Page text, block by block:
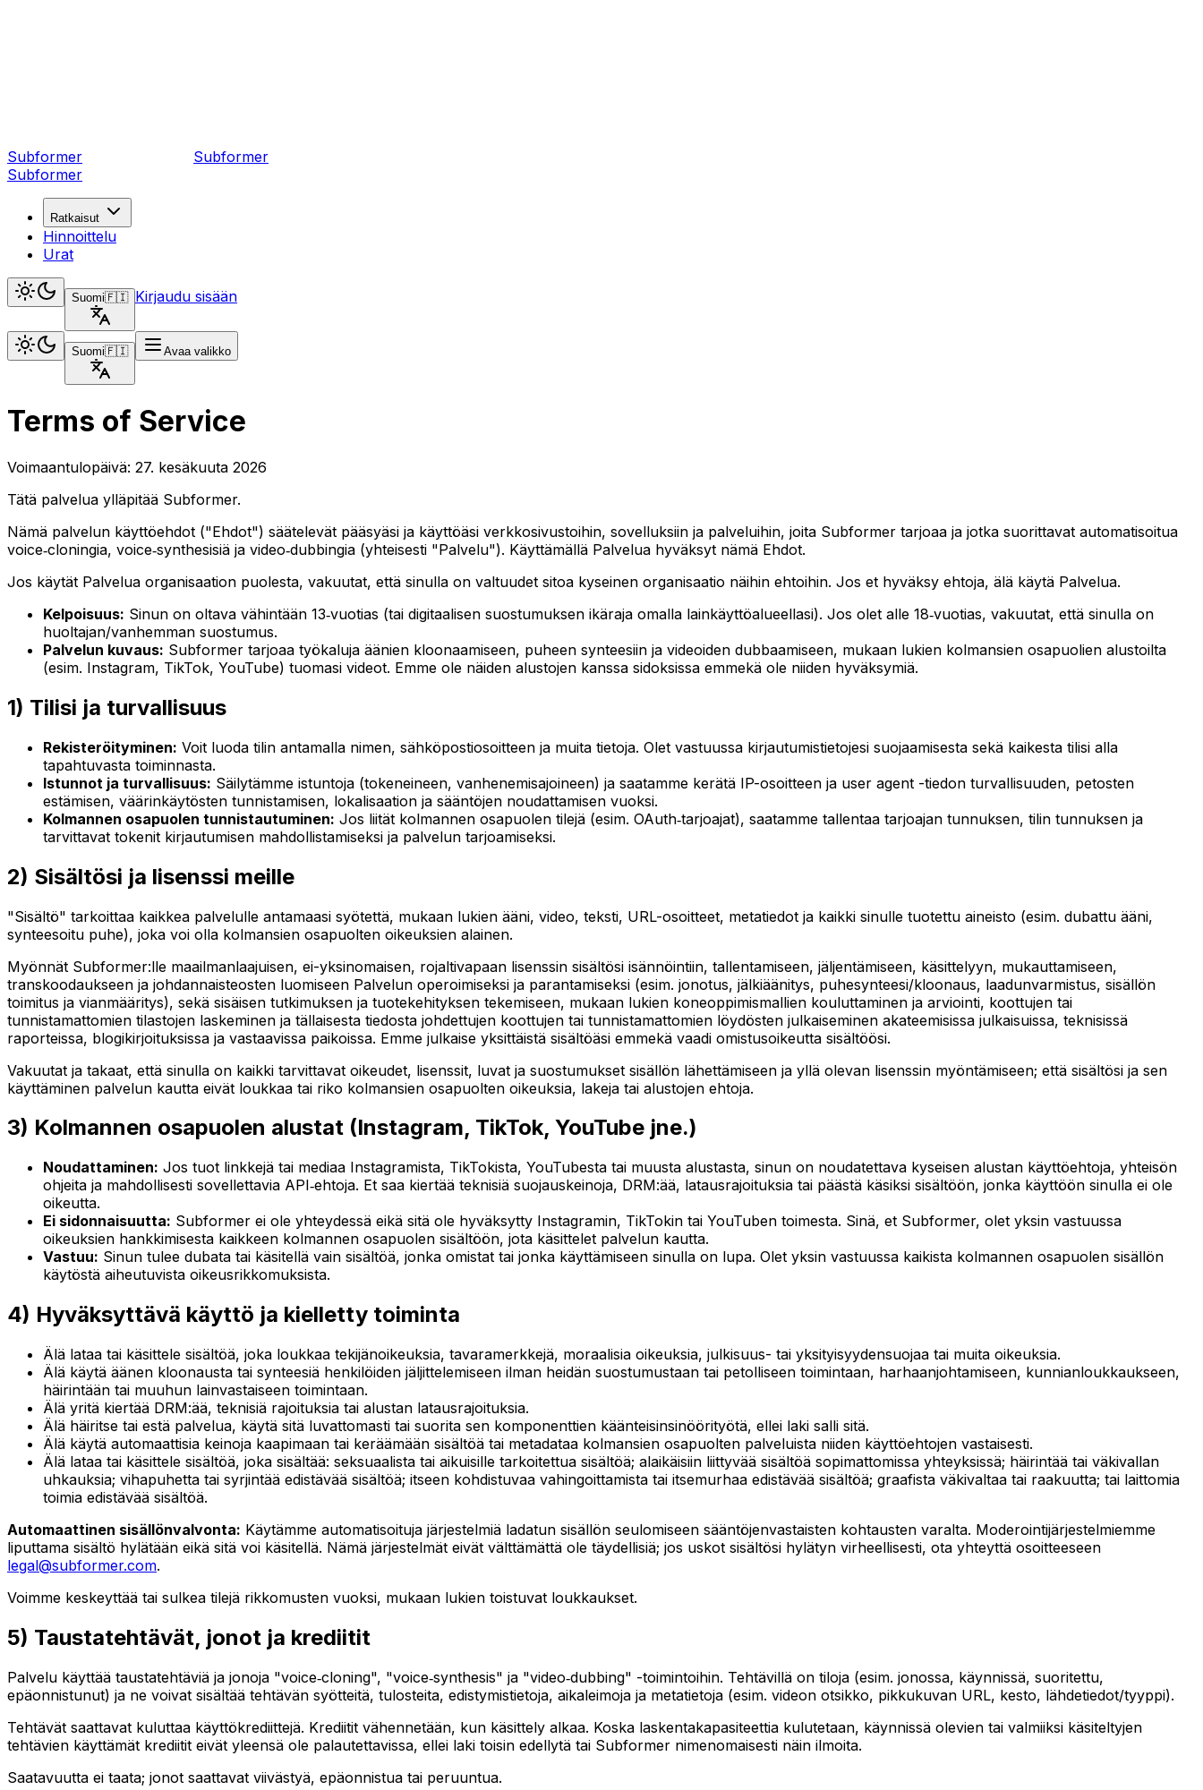
Subformer Subformer
Subformer
Ratkaisut
Hinnoittelu
Urat
Suomi🇫🇮 Kirjaudu sisään
Suomi🇫🇮 Avaa valikko
Terms of Service
Voimaantulopäivä: 27. kesäkuuta 2026
Tätä palvelua ylläpitää Subformer.
Nämä palvelun käyttöehdot ("Ehdot") säätelevät pääsyäsi ja käyttöäsi verkkosivustoihin, sovelluksiin ja palveluihin, joita Subformer tarjoaa ja jotka suorittavat automatisoitua
voice‑cloningia, voice‑synthesisiä ja video‑dubbingia (yhteisesti "Palvelu"). Käyttämällä Palvelua hyväksyt nämä Ehdot.
Jos käytät Palvelua organisaation puolesta, vakuutat, että sinulla on valtuudet sitoa kyseinen organisaatio näihin ehtoihin. Jos et hyväksy ehtoja, älä käytä Palvelua.
Kelpoisuus: Sinun on oltava vähintään 13‑vuotias (tai digitaalisen suostumuksen ikäraja omalla lainkäyttöalueellasi). Jos olet alle 18‑vuotias, vakuutat, että sinulla on
huoltajan/vanhemman suostumus.
Palvelun kuvaus: Subformer tarjoaa työkaluja äänien kloonaamiseen, puheen synteesiin ja videoiden dubbaamiseen, mukaan lukien kolmansien osapuolien alustoilta
(esim. Instagram, TikTok, YouTube) tuomasi videot. Emme ole näiden alustojen kanssa sidoksissa emmekä ole niiden hyväksymiä.
1) Tilisi ja turvallisuus
Rekisteröityminen: Voit luoda tilin antamalla nimen, sähköpostiosoitteen ja muita tietoja. Olet vastuussa kirjautumistietojesi suojaamisesta sekä kaikesta tilisi alla
tapahtuvasta toiminnasta.
Istunnot ja turvallisuus: Säilytämme istuntoja (tokeneineen, vanhenemisajoineen) ja saatamme kerätä IP-osoitteen ja user agent -tiedon turvallisuuden, petosten
estämisen, väärinkäytösten tunnistamisen, lokalisaation ja sääntöjen noudattamisen vuoksi.
Kolmannen osapuolen tunnistautuminen: Jos liität kolmannen osapuolen tilejä (esim. OAuth‑tarjoajat), saatamme tallentaa tarjoajan tunnuksen, tilin tunnuksen ja
tarvittavat tokenit kirjautumisen mahdollistamiseksi ja palvelun tarjoamiseksi.
2) Sisältösi ja lisenssi meille
"Sisältö" tarkoittaa kaikkea palvelulle antamaasi syötettä, mukaan lukien ääni, video, teksti, URL-osoitteet, metatiedot ja kaikki sinulle tuotettu aineisto (esim. dubattu ääni,
synteesoitu puhe), joka voi olla kolmansien osapuolten oikeuksien alainen.
Myönnät Subformer:lle maailmanlaajuisen, ei-yksinomaisen, rojaltivapaan lisenssin sisältösi isännöintiin, tallentamiseen, jäljentämiseen, käsittelyyn, mukauttamiseen,
transkoodaukseen ja johdannaisteosten luomiseen Palvelun operoimiseksi ja parantamiseksi (esim. jonotus, jälkiäänitys, puhesynteesi/kloonaus, laadunvarmistus, sisällön
toimitus ja vianmääritys), sekä sisäisen tutkimuksen ja tuotekehityksen tekemiseen, mukaan lukien koneoppimismallien kouluttaminen ja arviointi, koottujen tai
tunnistamattomien tilastojen laskeminen ja tällaisesta tiedosta johdettujen koottujen tai tunnistamattomien löydösten julkaiseminen akateemisissa julkaisuissa, teknisissä
raporteissa, blogikirjoituksissa ja vastaavissa paikoissa. Emme julkaise yksittäistä sisältöäsi emmekä vaadi omistusoikeutta sisältöösi.
Vakuutat ja takaat, että sinulla on kaikki tarvittavat oikeudet, lisenssit, luvat ja suostumukset sisällön lähettämiseen ja yllä olevan lisenssin myöntämiseen; että sisältösi ja sen
käyttäminen palvelun kautta eivät loukkaa tai riko kolmansien osapuolten oikeuksia, lakeja tai alustojen ehtoja.
3) Kolmannen osapuolen alustat (Instagram, TikTok, YouTube jne.)
Noudattaminen: Jos tuot linkkejä tai mediaa Instagramista, TikTokista, YouTubesta tai muusta alustasta, sinun on noudatettava kyseisen alustan käyttöehtoja, yhteisön
ohjeita ja mahdollisesti sovellettavia API‑ehtoja. Et saa kiertää teknisiä suojauskeinoja, DRM:ää, latausrajoituksia tai päästä käsiksi sisältöön, jonka käyttöön sinulla ei ole
oikeutta.
Ei sidonnaisuutta: Subformer ei ole yhteydessä eikä sitä ole hyväksytty Instagramin, TikTokin tai YouTuben toimesta. Sinä, et Subformer, olet yksin vastuussa
oikeuksien hankkimisesta kaikkeen kolmannen osapuolen sisältöön, jota käsittelet palvelun kautta.
Vastuu: Sinun tulee dubata tai käsitellä vain sisältöä, jonka omistat tai jonka käyttämiseen sinulla on lupa. Olet yksin vastuussa kaikista kolmannen osapuolen sisällön
käytöstä aiheutuvista oikeusrikkomuksista.
4) Hyväksyttävä käyttö ja kielletty toiminta
Älä lataa tai käsittele sisältöä, joka loukkaa tekijänoikeuksia, tavaramerkkejä, moraalisia oikeuksia, julkisuus- tai yksityisyydensuojaa tai muita oikeuksia.
Älä käytä äänen kloonausta tai synteesiä henkilöiden jäljittelemiseen ilman heidän suostumustaan tai petolliseen toimintaan, harhaanjohtamiseen, kunnianloukkaukseen,
häirintään tai muuhun lainvastaiseen toimintaan.
Älä yritä kiertää DRM:ää, teknisiä rajoituksia tai alustan latausrajoituksia.
Älä häiritse tai estä palvelua, käytä sitä luvattomasti tai suorita sen komponenttien käänteisinsinöörityötä, ellei laki salli sitä.
Älä käytä automaattisia keinoja kaapimaan tai keräämään sisältöä tai metadataa kolmansien osapuolten palveluista niiden käyttöehtojen vastaisesti.
Älä lataa tai käsittele sisältöä, joka sisältää: seksuaalista tai aikuisille tarkoitettua sisältöä; alaikäisiin liittyvää sisältöä sopimattomissa yhteyksissä; häirintää tai väkivallan
uhkauksia; vihapuhetta tai syrjintää edistävää sisältöä; itseen kohdistuvaa vahingoittamista tai itsemurhaa edistävää sisältöä; graafista väkivaltaa tai raakuutta; tai laittomia
toimia edistävää sisältöä.
Automaattinen sisällönvalvonta: Käytämme automatisoituja järjestelmiä ladatun sisällön seulomiseen sääntöjenvastaisten kohtausten varalta. Moderointijärjestelmiemme
liputtama sisältö hylätään eikä sitä voi käsitellä. Nämä järjestelmät eivät välttämättä ole täydellisiä; jos uskot sisältösi hylätyn virheellisesti, ota yhteyttä osoitteeseen
legal@subformer.com.
Voimme keskeyttää tai sulkea tilejä rikkomusten vuoksi, mukaan lukien toistuvat loukkaukset.
5) Taustatehtävät, jonot ja krediitit
Palvelu käyttää taustatehtäviä ja jonoja "voice‑cloning", "voice‑synthesis" ja "video‑dubbing" -toimintoihin. Tehtävillä on tiloja (esim. jonossa, käynnissä, suoritettu,
epäonnistunut) ja ne voivat sisältää tehtävän syötteitä, tulosteita, edistymistietoja, aikaleimoja ja metatietoja (esim. videon otsikko, pikkukuvan URL, kesto, lähdetiedot/tyyppi).
Tehtävät saattavat kuluttaa käyttökrediittejä. Krediitit vähennetään, kun käsittely alkaa. Koska laskentakapasiteettia kulutetaan, käynnissä olevien tai valmiiksi käsiteltyjen
tehtävien käyttämät krediitit eivät yleensä ole palautettavissa, ellei laki toisin edellytä tai Subformer nimenomaisesti näin ilmoita.
Saatavuutta ei taata; jonot saattavat viivästyä, epäonnistua tai peruuntua.